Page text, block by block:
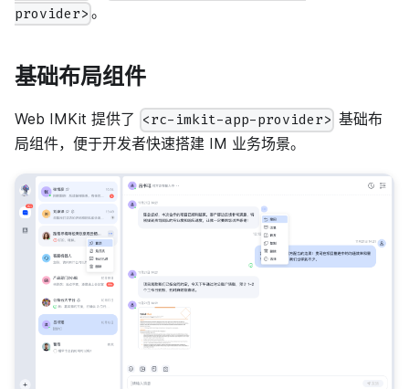
provider> 。
基础布局组件
Web IMKit 提供了 <rc-imkit-app-provider> 基础布
局组件，便于开发者快速搭建 IM 业务场景。